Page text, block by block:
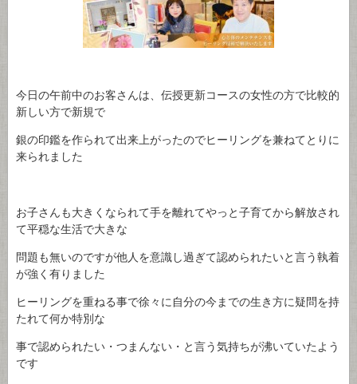
今日の午前中のお客さんは、伝授更新コースの女性の方で比較的
新しい方で新規で
銀の印鑑を作られて出来上がったのでヒーリングを兼ねてとりに
来られました
お子さんも大きくなられて手を離れてやっと子育てから解放され
て平穏な生活で大きな
問題も無いのですが他人を意識し過ぎて認められたいと言う執着
が強く有りました
ヒーリングを重ねる事で徐々に自分の今までの生き方に疑問を持
たれて何か特別な
事で認められたい・つまんない・と言う気持ちが沸いていたよう
です